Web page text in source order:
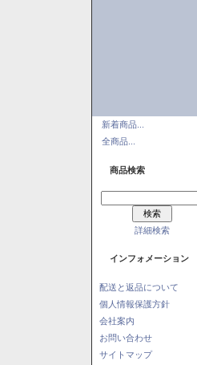
新着商品...
全商品...
商品検索
詳細検索
インフォメーション
配送と返品について
個人情報保護方針
会社案内
お問い合わせ
サイトマップ